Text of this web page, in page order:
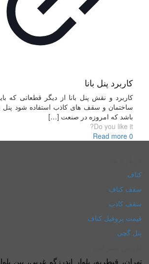
کاربرد پنل بانا
کاربرد و نقش پنل بانا از دیگر قطعاتی که
ساختمان و سقف های کاذب استفاده شود پنل
باشد که امروزه در صنعت […]
Do you like it?
0
Read more
کناف
سقف کناف
سقف کاذب
قیمت پروفیل کناف
پنل گچی
تهران، قیطریه، بلوار اندرزگو غربی، بین